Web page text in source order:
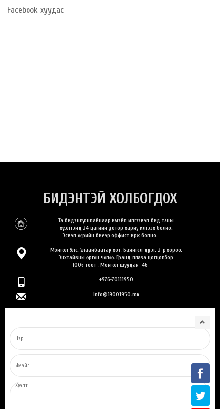
Facebook хуудас
БИДЭНТЭЙ ХОЛБОГДОХ
Та бидэнлүү онлайнаар имэйл илгээвэл бид таны
хүсэлтэнд 24 цагийн дотор хариу илгээх болно.
Эсвэл өөрийн биеэр оффист ирж болно.
Монгол Улс, Улаанбаатар хот, Баянгол дүүрэг, 2-р хороо,
Энхтайвны өргөн чөлөө, Гранд плаза цогцолбор
1006 тоот , Монгол шуудан -46
+976-70111950
info@19001950.mn